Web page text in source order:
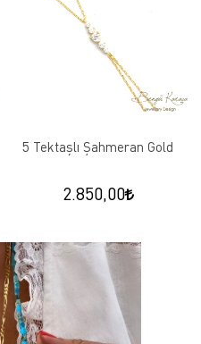
5 Tektaşlı Şahmeran Gold
2.850,00